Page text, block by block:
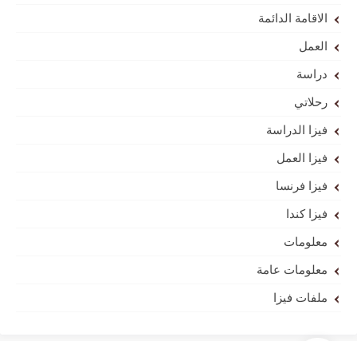
الاقامة الدائمة
العمل
دراسة
رحلاتي
فيزا الدراسة
فيزا العمل
فيزا فرنسا
فيزا كندا
معلومات
معلومات عامة
ملفات فيزا